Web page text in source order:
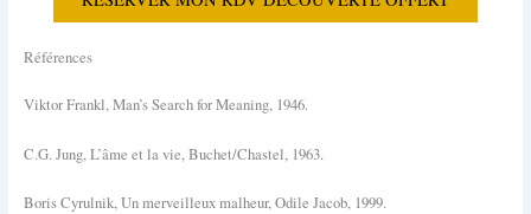
Références
Viktor Frankl, Man’s Search for Meaning, 1946.
C.G. Jung, L’âme et la vie, Buchet/Chastel, 1963.
Boris Cyrulnik, Un merveilleux malheur, Odile Jacob, 1999.